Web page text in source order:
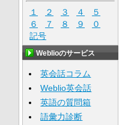
１ ２ ３ ４
５
６
７ ８ ９
０
記号
Weblioのサービス
英会話コラム
Weblio英会話
英語の質問箱
語彙力診断